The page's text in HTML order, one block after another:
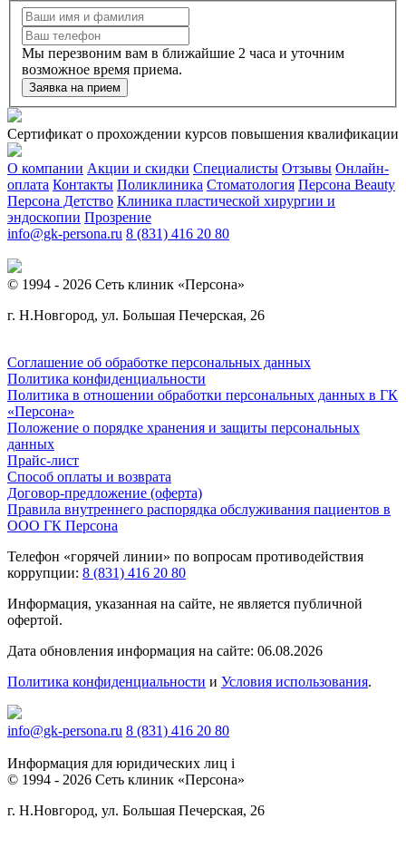
Мы перезвоним вам в ближайшие 2 часа и уточним
возможное время приема.
Заявка на прием
Сертификат о прохождении курсов повышения квалификации
О компании Акции и скидки Специалисты Отзывы Онлайн-
оплата Контакты Поликлиника Стоматология Персона Beauty
Персона Детство Клиника пластической хирургии и
эндоскопии Прозрение
info@gk-persona.ru 8 (831) 416 20 80
© 1994 - 2026 Сеть клиник «Персона»
г. Н.Новгород, ул. Большая Печерская, 26
Соглашение об обработке персональных данных
Политика конфиденциальности
Политика в отношении обработки персональных данных в ГК
«Персона»
Положение о порядке хранения и защиты персональных
данных
Прайс-лист
Способ оплаты и возврата
Договор-предложение (оферта)
Правила внутреннего распорядка обслуживания пациентов в
ООО ГК Персона
Телефон «горячей линии» по вопросам противодействия
коррупции: 8 (831) 416 20 80
Информация, указанная на сайте, не является публичной
офертой.
Дата обновления информация на сайте: 06.08.2026
Политика конфиденциальности и Условия использования.
info@gk-persona.ru 8 (831) 416 20 80
Информация для юридических лиц i
© 1994 - 2026 Сеть клиник «Персона»
г. Н.Новгород, ул. Большая Печерская, 26